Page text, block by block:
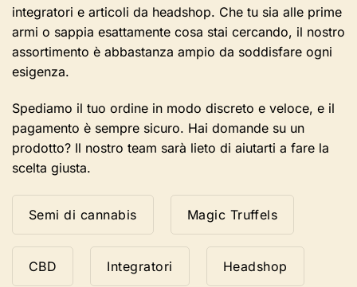
prodotto
integratori e articoli da headshop. Che tu sia alle prime
armi o sappia esattamente cosa stai cercando, il nostro
assortimento è abbastanza ampio da soddisfare ogni
esigenza.
Spediamo il tuo ordine in modo discreto e veloce, e il
pagamento è sempre sicuro. Hai domande su un
prodotto? Il nostro team sarà lieto di aiutarti a fare la
scelta giusta.
Semi di cannabis Magic Truffels
CBD Integratori Headshop